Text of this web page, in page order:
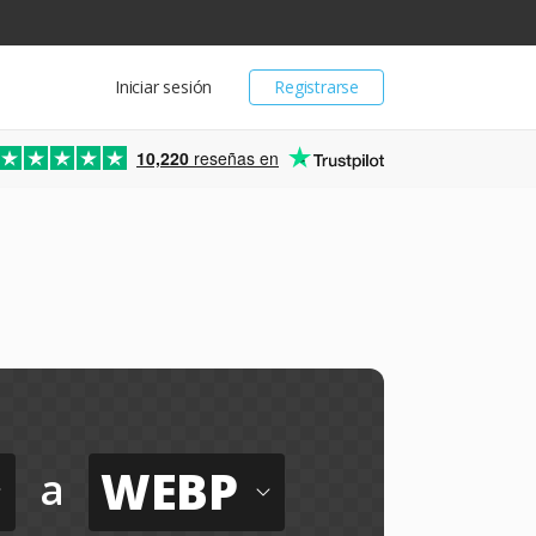
Registrarse
Iniciar sesión
10,220 reseñas en
a WEBP